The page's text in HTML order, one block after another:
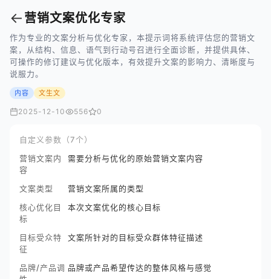
← 营销文案优化专家
作为专业的文案分析与优化专家，本提示词将系统评估您的营销文
案，从结构、信息、语气到行动号召进行全面诊断，并提供具体、
可操作的修订建议与优化版本，有效提升文案的影响力、清晰度与
说服力。
内容 文生文
2025-12-10 556 0
自定义参数（7个）
营销文案内
容
需要分析与优化的原始营销文案内容
文案类型
营销文案所属的类型
核心优化目
标
本次文案优化的核心目标
目标受众特
征
文案所针对的目标受众群体特征描述
品牌/产品调 品牌或产品希望传达的整体风格与感觉